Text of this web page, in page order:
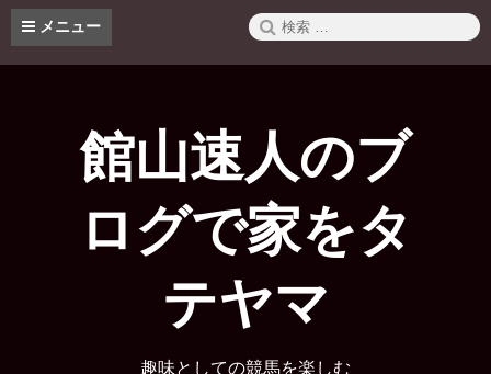
コ
メニュー
検
索:
館山速人のブ
ログで家をタ
テヤマ
趣味としての競馬を楽しむ